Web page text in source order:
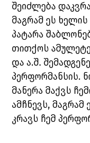
შეიძლება
მაგრამ ეს ხელის
პატარა
თითქოს
და ა.შ.
პერფორმანსის.
მანერა მაქვს
ამჩნევს,
კრავს ჩემ